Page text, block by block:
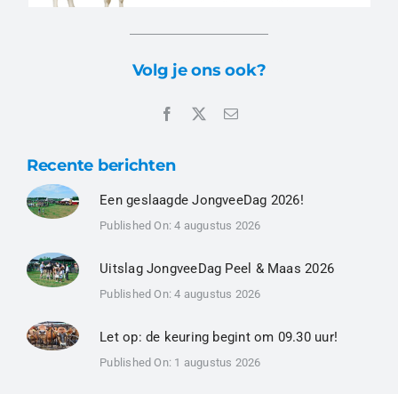
Volg je ons ook?
Recente berichten
Een geslaagde JongveeDag 2026!
Published On: 4 augustus 2026
Uitslag JongveeDag Peel & Maas 2026
Published On: 4 augustus 2026
Let op: de keuring begint om 09.30 uur!
Published On: 1 augustus 2026